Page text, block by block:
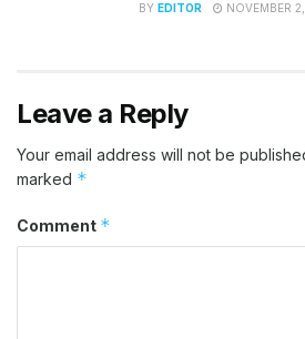
BY EDITOR NOVEMBER
Leave a Reply
Your email address will not be
marked *
Comment *